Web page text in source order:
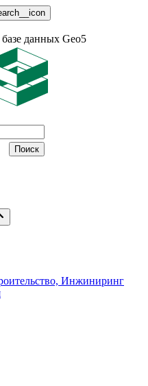
Инжиниринг